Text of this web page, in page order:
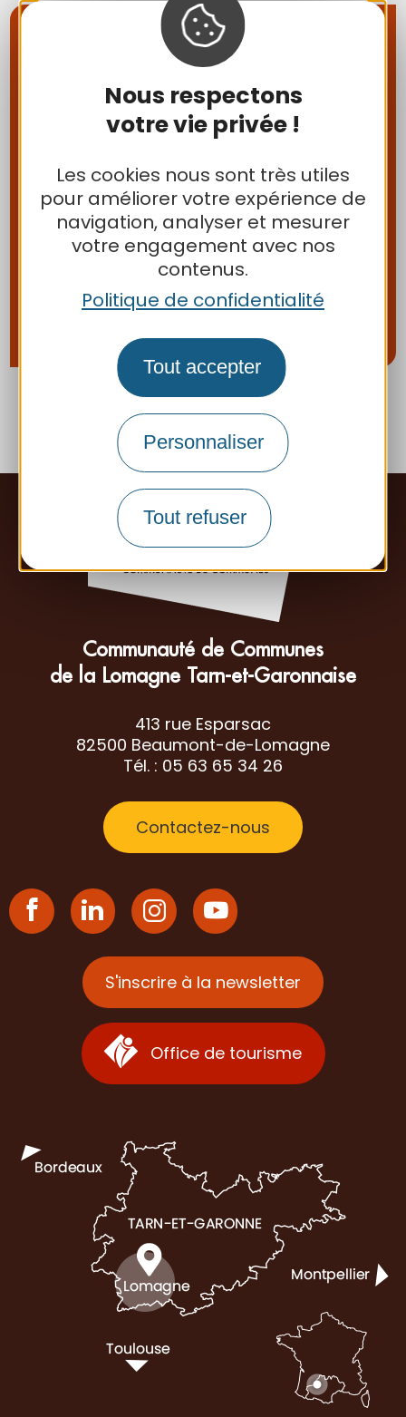
Nous respectons
votre vie privée !
Les cookies nous sont très utiles
pour améliorer votre expérience de
navigation, analyser et mesurer
votre engagement avec nos
contenus.
Politique de confidentialité
Tout accepter
Personnaliser
Tout refuser
Association Socio-
Culturelle (ASC)
07 44 43 64 93
Site internet
Communauté de Communes
de la Lomagne Tarn-et-Garonnaise
413 rue Esparsac
82500 Beaumont-de-Lomagne
Tél. : 05 63 65 34 26
Contactez-nous
S'inscrire à la newsletter
Office de tourisme